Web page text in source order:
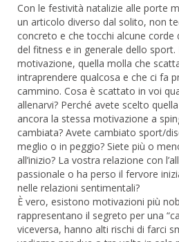
Con le festività natalizie alle porte
un articolo diverso dal solito, non
concreto e che tocchi alcune
del fitness e in generale dello
motivazione, quella molla che
intraprendere qualcosa e che ci fa
cammino. Cosa è scattato in voi
allenarvi? Perché avete scelto
ancora la stessa motivazione a
cambiata? Avete cambiato sport/
meglio o in peggio? Siete più o
all’inizio? La vostra relazione con
passionale o ha perso il fervore
nelle relazioni sentimentali?
È vero, esistono motivazioni più
rappresentano il segreto per una
viceversa, hanno alti rischi di farci